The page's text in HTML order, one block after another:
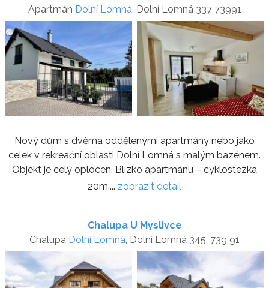
Apartmán Dolní Lomná, Dolní Lomná 337 73991
Nový dům s dvěma oddělenými apartmány nebo jako
celek v rekreační oblasti Dolní Lomná s malým bazénem.
Objekt je celý oplocen. Blízko apartmánu – cyklostezka
20m.... zobrazit detail
Chalupa U Myslivce
Chalupa Dolní Lomná, Dolní Lomná 345, 739 91